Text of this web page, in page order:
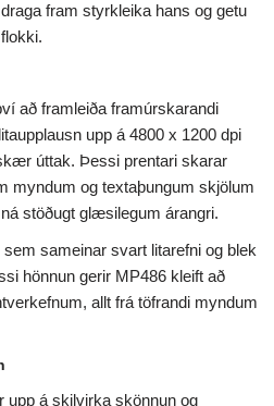
fram styrkleika hans og getu
að framleiða framúrskarandi
upp á 4800 x 1200 dpi
úttak. Þessi prentari skarar
myndum og textaþungum skjölum
stöðugt glæsilegum árangri.
sameinar svart litarefni og blek
hönnun gerir MP486 kleift að
allt frá töfrandi myndum
upp á skilvirka skönnun og